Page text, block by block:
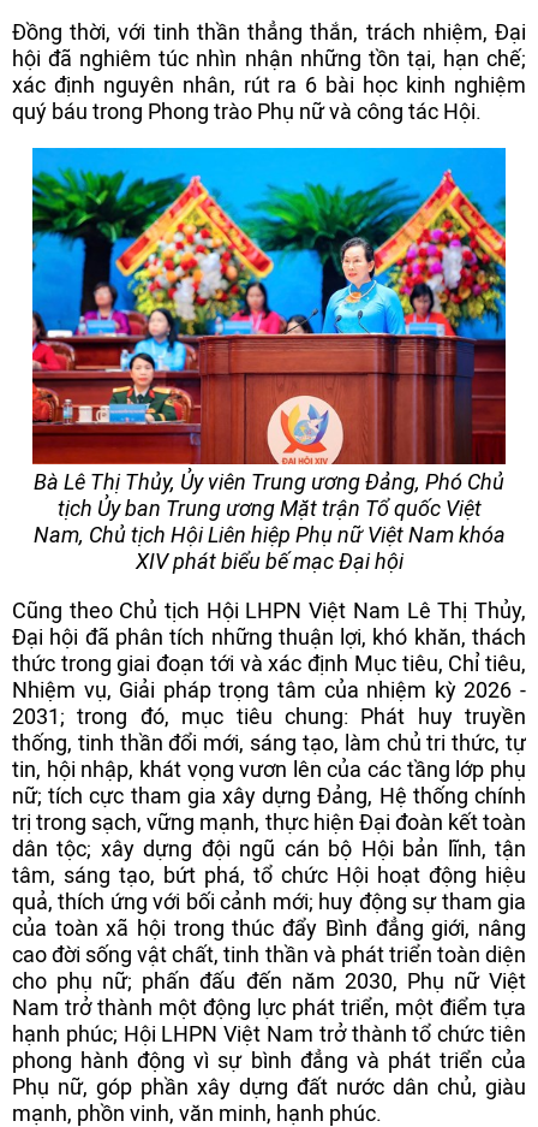
Đồng thời, với tinh thần thẳng thắn, trách nhiệm, Đại
hội đã nghiêm túc nhìn nhận những tồn tại, hạn chế;
xác định nguyên nhân, rút ra 6 bài học kinh nghiệm
quý báu trong Phong trào Phụ nữ và công tác Hội.
Bà Lê Thị Thủy, Ủy viên Trung ương Đảng, Phó Chủ
tịch Ủy ban Trung ương Mặt trận Tổ quốc Việt
Nam, Chủ tịch Hội Liên hiệp Phụ nữ Việt Nam khóa
XIV phát biểu bế mạc Đại hội
Cũng theo Chủ tịch Hội LHPN Việt Nam Lê Thị Thủy,
Đại hội đã phân tích những thuận lợi, khó khăn, thách
thức trong giai đoạn tới và xác định Mục tiêu, Chỉ tiêu,
Nhiệm vụ, Giải pháp trọng tâm của nhiệm kỳ 2026 -
2031; trong đó, mục tiêu chung: Phát huy truyền
thống, tinh thần đổi mới, sáng tạo, làm chủ tri thức, tự
tin, hội nhập, khát vọng vươn lên của các tầng lớp phụ
nữ; tích cực tham gia xây dựng Đảng, Hệ thống chính
trị trong sạch, vững mạnh, thực hiện Đại đoàn kết toàn
dân tộc; xây dựng đội ngũ cán bộ Hội bản lĩnh, tận
tâm, sáng tạo, bứt phá, tổ chức Hội hoạt động hiệu
quả, thích ứng với bối cảnh mới; huy động sự tham gia
của toàn xã hội trong thúc đẩy Bình đẳng giới, nâng
cao đời sống vật chất, tinh thần và phát triển toàn diện
cho phụ nữ; phấn đấu đến năm 2030, Phụ nữ Việt
Nam trở thành một động lực phát triển, một điểm tựa
hạnh phúc; Hội LHPN Việt Nam trở thành tổ chức tiên
phong hành động vì sự bình đẳng và phát triển của
Phụ nữ, góp phần xây dựng đất nước dân chủ, giàu
mạnh, phồn vinh, văn minh, hạnh phúc.